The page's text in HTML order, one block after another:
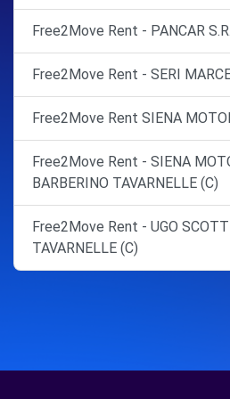
Free2Move Rent - PANCAR
Free2Move Rent - SERI
Free2Move Rent SIENA
Free2Move Rent - SIENA
BARBERINO TAVARNELLE (C)
Free2Move Rent - UGO
TAVARNELLE (C)